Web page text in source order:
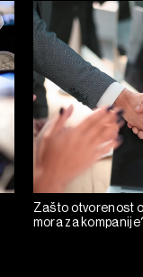
Zašto otvorenost
mora za